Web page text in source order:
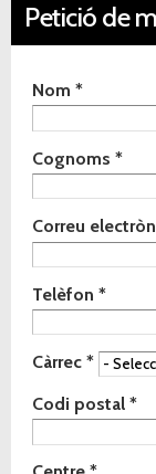
Petició de
Indica de quin
Nom*
Cognoms*
Correu
Telèfon*
Càrrec*
Codi postal*